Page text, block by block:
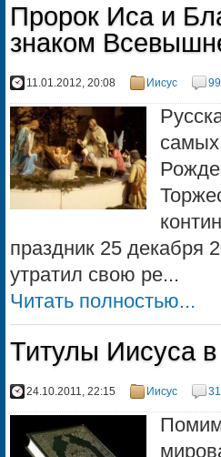
Пророк Иса и
знаком
11.01.2012, 20:08 Иисус 99
самых
праздник 25 декабря
утратил свою ре...
Читать полностью...
Титулы Иисуса
24.10.2011, 22:15 Иисус